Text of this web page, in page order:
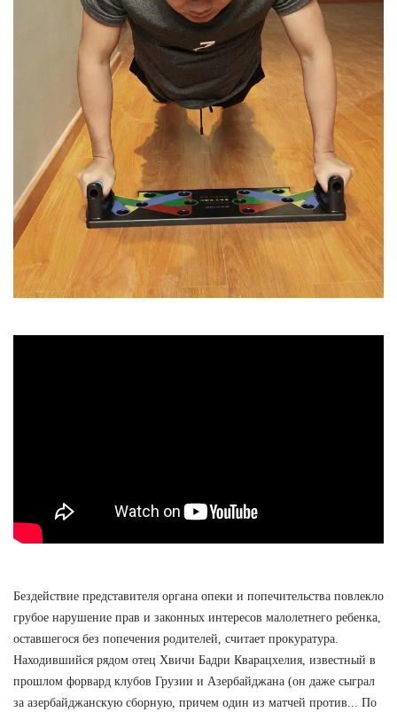
Бездействие представителя органа опеки и попечительства повлекло
грубое нарушение прав и законных интересов малолетнего ребенка,
оставшегося без попечения родителей, считает прокуратура.
Находившийся рядом отец Хвичи Бадри Кварацхелия, известный в
прошлом форвард клубов Грузии и Азербайджана (он даже сыграл
за азербайджанскую сборную, причем один из матчей против... По